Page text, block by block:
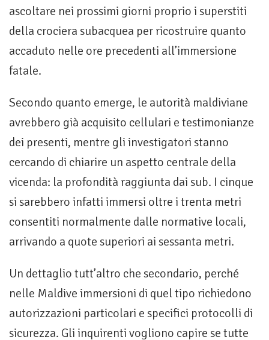
ascoltare nei prossimi giorni proprio i superstiti
della crociera subacquea per ricostruire quanto
accaduto nelle ore precedenti all’immersione
fatale.
Secondo quanto emerge, le autorità maldiviane
avrebbero già acquisito cellulari e testimonianze
dei presenti, mentre gli investigatori stanno
cercando di chiarire un aspetto centrale della
vicenda: la profondità raggiunta dai sub. I cinque
si sarebbero infatti immersi oltre i trenta metri
consentiti normalmente dalle normative locali,
arrivando a quote superiori ai sessanta metri.
Un dettaglio tutt’altro che secondario, perché
nelle Maldive immersioni di quel tipo richiedono
autorizzazioni particolari e specifici protocolli di
sicurezza. Gli inquirenti vogliono capire se tutte